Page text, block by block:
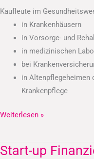
Kaufleute im
in Krankenhäusern
in Vorsorge- und
in medizinischen
bei
in Altenpflegeheimen
Krankenpflege
Weiterlesen »
Start-up
Start-